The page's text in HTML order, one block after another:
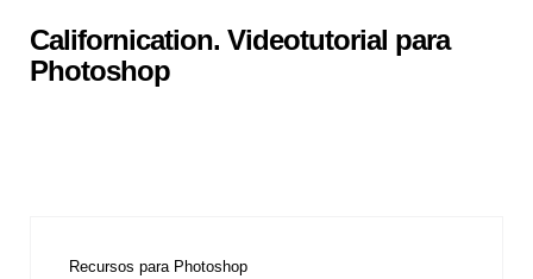
Californication. Videotutorial para
Photoshop
Recursos para Photoshop